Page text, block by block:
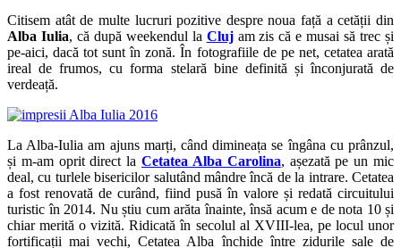
Citisem atât de multe lucruri pozitive despre noua față a cetății din
Alba Iulia, că după weekendul la Clujam zis că e musai să trec și
pe-aici, dacă tot sunt în zonă. În fotografiile de pe net, cetatea arată
ireal de frumos, cu forma stelară bine definită și înconjurată de
verdeață.
La Alba-Iulia am ajuns marți, când dimineața se îngâna cu prânzul,
și m-am oprit direct laCetatea Alba Carolina, așezată pe un mic
deal, cu turlele bisericilor salutând mândre încă de la intrare. Cetatea
a fost renovată de curând, fiind pusă în valore și redată circuitului
turistic în 2014. Nu știu cum arăta înainte, însă acum e de nota 10 și
chiar merită o vizită. Ridicată în secolul al XVIII-lea, pe locul unor
fortificații mai vechi, Cetatea Alba închide între zidurile sale de